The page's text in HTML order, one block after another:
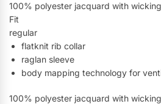
100% polyester jacquard with wicking
Fit
regular
flatknit rib collar
raglan sleeve
body mapping technology for
100% polyester jacquard with wicking